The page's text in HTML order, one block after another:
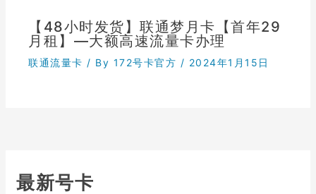
【48小时发货】联通梦月卡【首年29
月租】—大额高速流量卡办理
联通流量卡 / By 172号卡官方 / 2024年1月15日
最新号卡